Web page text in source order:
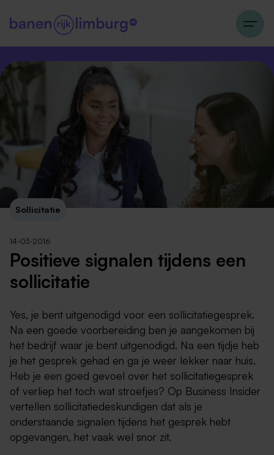
Sollicitatie
14-03-2016
Positieve signalen tijdens een
sollicitatie
Yes, je bent uitgenodigd voor een sollicitatiegesprek.
Na een goede voorbereiding ben je aangekomen bij
het bedrijf waar je bent uitgenodigd. Na een tijdje heb
je het gesprek gehad en ga je weer lekker naar huis.
Heb je een goed gevoel over het sollicitatiegesprek
of verliep het toch wat stroefjes? Op Business Insider
vertellen sollicitatiedeskundigen dat als je
onderstaande signalen tijdens het gesprek hebt
opgevangen, het vaak wel snor zit.